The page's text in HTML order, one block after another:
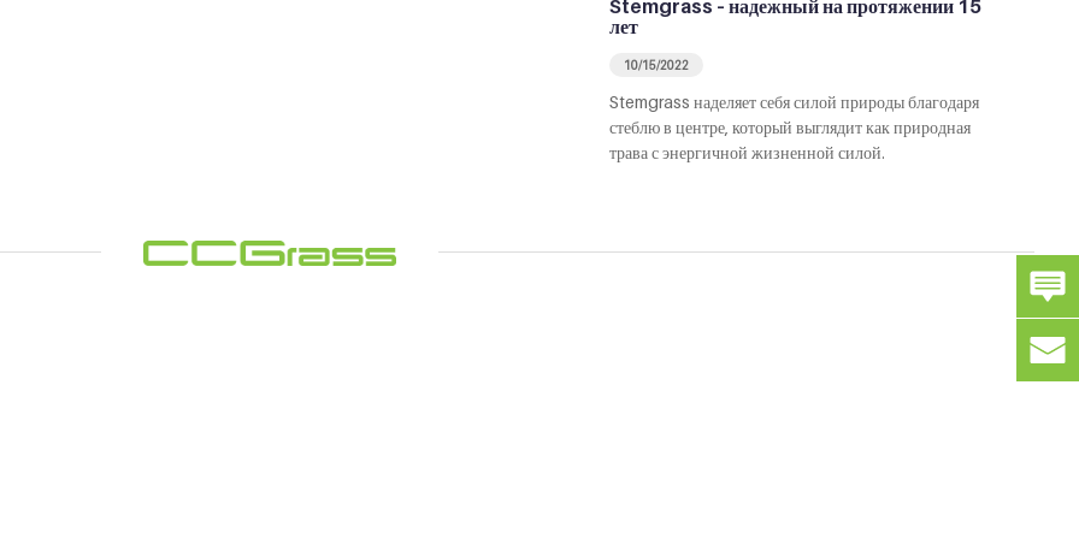
Stemgrass – надежный на протяжении 15
лет
10/15/2022
Stemgrass наделяет себя силой природы благодаря
стеблю в центре, который выглядит как природная
трава с энергичной жизненной силой.